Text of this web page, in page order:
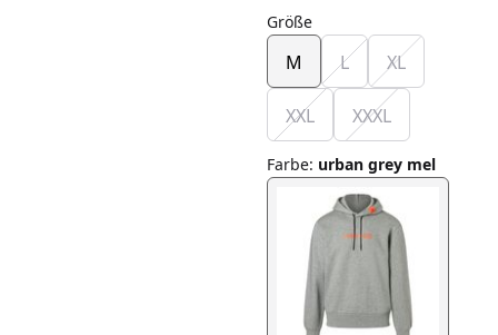
Größe
M L XL
XXL XXXL
Farbe: urban grey mel